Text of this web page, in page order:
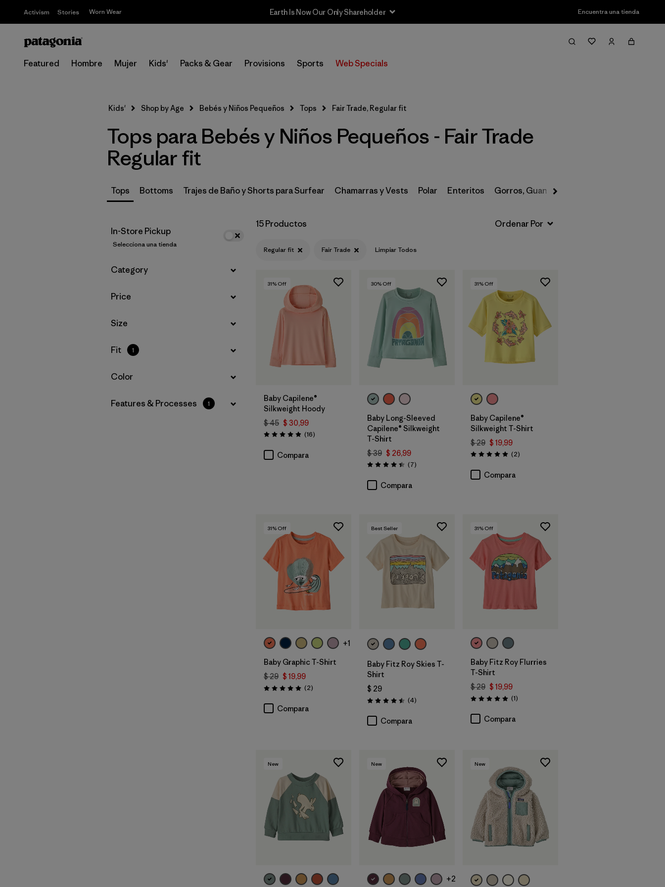
Activism Stories Worn Wear Earth Is Now Our Only Shareholder Encuentra una tienda
Featured Hombre Mujer Kids' Packs & Gear Provisions Sports Web Specials
Filter & Sort
Selecciona una tienda
Filtrar por
Price
Filtrar por
Size
Filtrar por
Color
Filtrar por
Features & Processes
Kids' Shop by Age Bebés y Niños Pequeños Tops Fair Trade, Regular fit
Tops para Bebés y Niños Pequeños - Fair Trade
Regular fit
Tops Bottoms Trajes de Baño y Shorts para Surfear Chamarras y Vests Polar Enteritos Gorros, Guantes y Más
In-Store Pickup
Selecciona una tienda
Filtrar por
Category
Filtrar por
Price
Filtrar por
Size
Filtrar por
Fit 1
Filtrar por
Color
Filtrar por
Features & Processes 1
15 Productos
Regular fit Fair Trade Limpiar Todos
31% Off
Baby Capilene®
Silkweight Hoody
$ 45 $ 30,99
Valoración: 4.9 / 5
(16Comentarios
)
Compara
30% Off
Baby Long-Sleeved
Capilene® Silkweight
T-Shirt
$ 39 $ 26,99
Valoración: 4.4 / 5
(7Comentarios
)
Compara
31% Off
Baby Capilene®
Silkweight T-Shirt
$ 29 $ 19,99
Valoración: 5.0 / 5
(2Comentarios
)
Compara
31% Off
+1
Baby Graphic T-Shirt
$ 29 $ 19,99
Valoración: 5.0 / 5
(2Comentarios
)
Compara
Best Seller
Baby Fitz Roy Skies T-
Shirt
$ 29
Valoración: 4.5 / 5
(4Comentarios
)
Compara
31% Off
Baby Fitz Roy Flurries
T-Shirt
$ 29 $ 19,99
Valoración: 5.0 / 5
(1Comentarios
)
Compara
New New
+2
New